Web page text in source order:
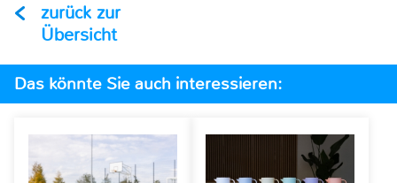
zurück zur
Übersicht
Das könnte Sie auch interessieren: